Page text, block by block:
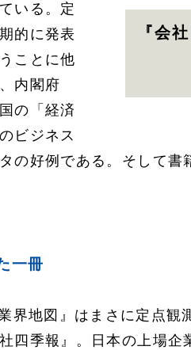
『会
いる。定
的に発表
ことに他
内閣府
の「経済
ビジネス
の好例である。そして
一冊
界地図』はまさに定点観
四季報』。日本の上場